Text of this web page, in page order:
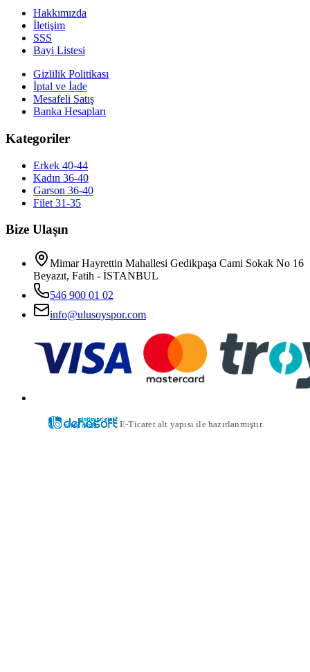
Hakkımızda
İletişim
SSS
Bayi Listesi
Gizlilik Politikası
İptal ve İade
Mesafeli Satış
Banka Hesapları
Kategoriler
Erkek 40-44
Kadın 36-40
Garson 36-40
Filet 31-35
Bize Ulaşın
Mimar Hayrettin Mahallesi Gedikpaşa Cami Sokak No 16
Beyazıt, Fatih - İSTANBUL
546 900 01 02
info@ulusoyspor.com
E-Ticaret alt yapısı ile hazırlanmıştır.